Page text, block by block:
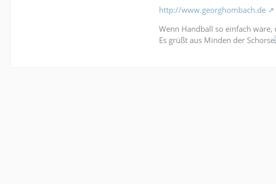
http://www.georghombach.de
Wenn Handball so einfach wäre,
Es grüßt aus Minden der Schorse